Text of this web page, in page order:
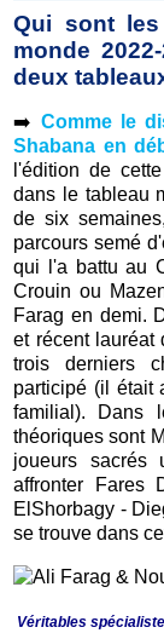
Qui sont
monde
deux
➡️ Comme le
Shabana en
l'édition de
dans le tableau
de six
parcours semé
qui l'a battu au
Crouin ou
Farag en demi.
et récent lauréat
trois derniers
participé (il était
familial). Dans
théoriques sont
joueurs sacrés
affronter Fares
ElShorbagy -
se trouve dans
Véritables